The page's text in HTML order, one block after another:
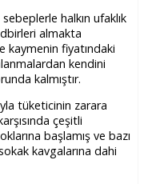
halkın ufaklık
almakta
kaymenin fiyatındaki
kendini
kalmıştır.
tüketicinin zarara
çeşitli
başlamış ve bazı
kavgalarına dahi